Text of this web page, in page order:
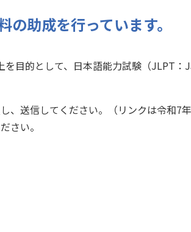
助成を行っています。
目的として、日本語能力試験（JLPT
送信してください。（リンクは令和7
さい。